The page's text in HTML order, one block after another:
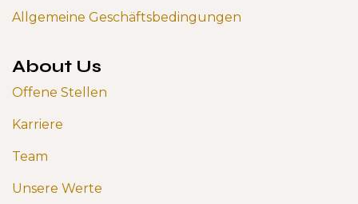
Allgemeine Geschäftsbedingungen
About Us
Offene Stellen
Karriere
Team
Unsere Werte